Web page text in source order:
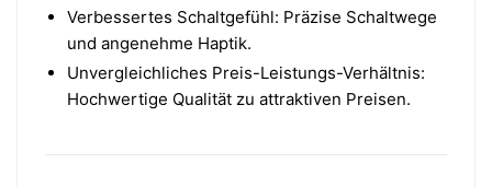
Verbessertes Schaltgefühl: Präzise Schaltwege
und angenehme Haptik.
Unvergleichliches Preis-Leistungs-Verhältnis:
Hochwertige Qualität zu attraktiven Preisen.